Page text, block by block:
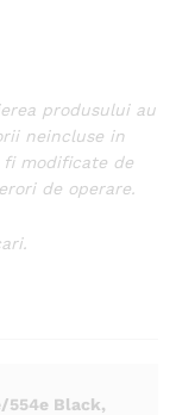
produsului au
neincluse in
modificate de
de operare.
554e Black,